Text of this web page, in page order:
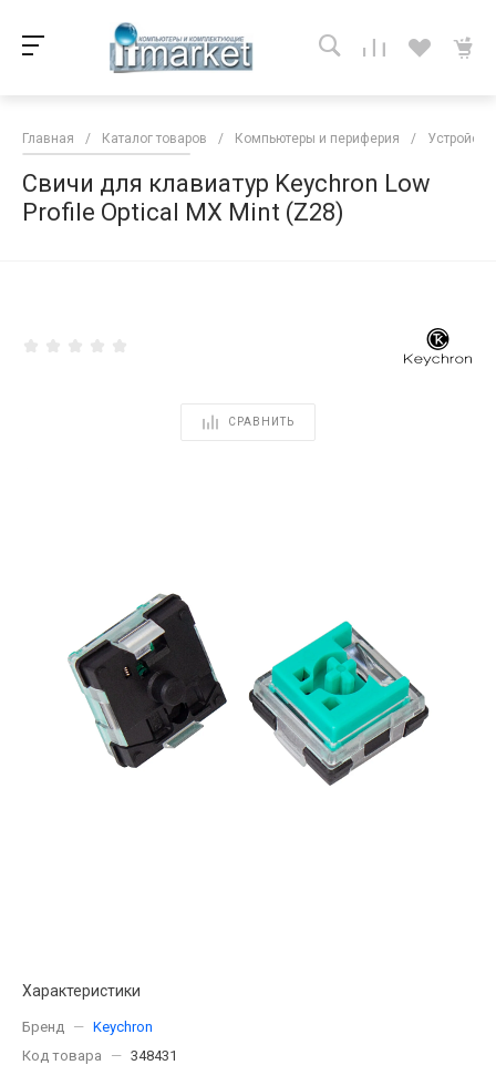
Главная / Каталог товаров / Компьютеры и периферия /
Свичи для клавиатур Keychron Low
Profile Optical MX Mint (Z28)
СРАВНИТЬ
Характеристики
Бренд — Keychron
Код товара
— 348431